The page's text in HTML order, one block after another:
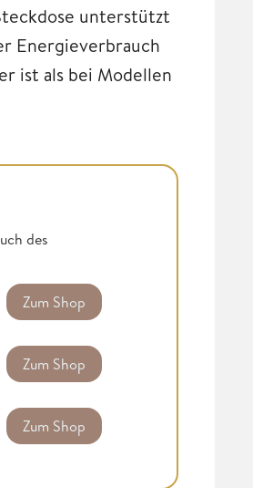
unterstützt
Energieverbrauch
ist als bei Modellen
des
Zum Shop
Zum Shop
Zum Shop